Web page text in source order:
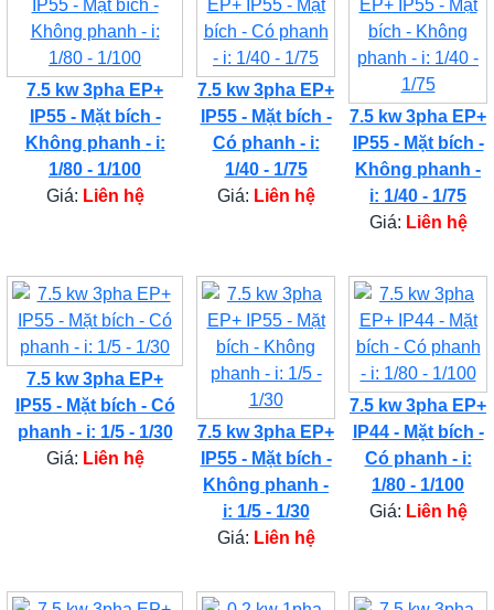
7.5 kw 3pha EP+
IP55 - Mặt bích -
Không phanh - i:
1/80 - 1/100
Giá: Liên hệ
7.5 kw 3pha EP+
IP55 - Mặt bích -
Có phanh - i:
1/40 - 1/75
Giá: Liên hệ
7.5 kw 3pha EP+
IP55 - Mặt bích -
Không phanh -
i: 1/40 - 1/75
Giá: Liên hệ
7.5 kw 3pha EP+
IP55 - Mặt bích - Có
phanh - i: 1/5 - 1/30
Giá: Liên hệ
7.5 kw 3pha EP+
IP55 - Mặt bích -
Không phanh -
i: 1/5 - 1/30
Giá: Liên hệ
7.5 kw 3pha EP+
IP44 - Mặt bích -
Có phanh - i:
1/80 - 1/100
Giá: Liên hệ